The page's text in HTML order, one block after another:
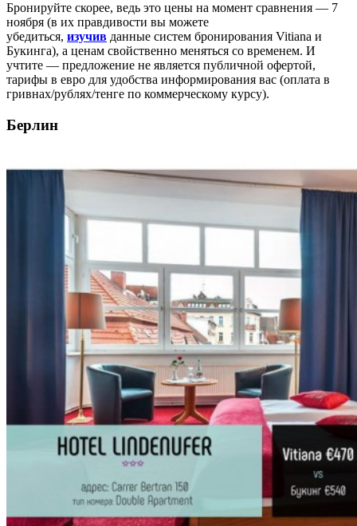
Бронируйте скорее, ведь это цены на момент сравнения — 7
ноября (в их правдивости вы можете
убедиться, изучив данные систем бронирования Vitiana и
Букинга), а ценам свойственно меняться со временем. И
учтите — предложение не является публичной офертой,
тарифы в евро для удобства информирования вас (оплата в
гривнах/рублях/тенге по коммерческому курсу).
Берлин